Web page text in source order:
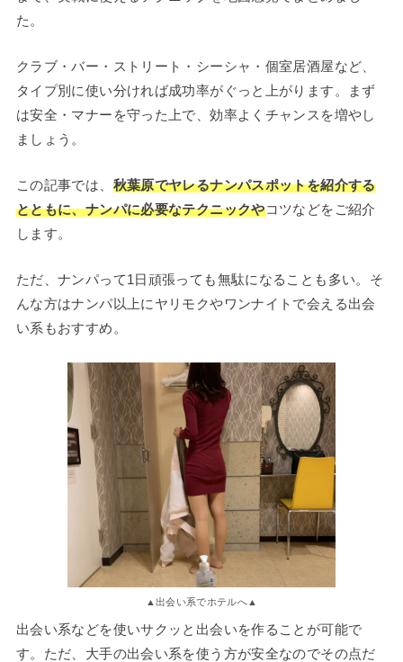
た。
クラブ・バー・ストリート・シーシャ・個室居酒屋など、
タイプ別に使い分ければ成功率がぐっと上がります。まず
は安全・マナーを守った上で、効率よくチャンスを増やし
ましょう。
この記事では、 秋葉原でヤレるナンパスポットを紹介する
とともに、ナンパに必要なテクニックやコツなどをご紹介
します。
ただ、ナンパって1日頑張っても無駄になることも多い。そ
んな方はナンパ以上にヤリモクやワンナイトで会える出会
い系もおすすめ。
▲出会い系でホテルへ▲
出会い系などを使いサクッと出会いを作ることが可能で
す。ただ、大手の出会い系を使う方が安全なのでその点だ